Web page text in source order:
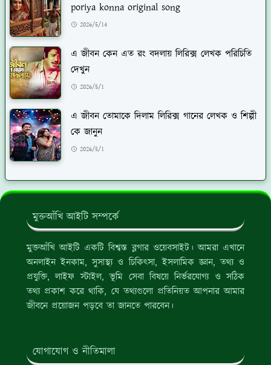
poriya konna original song
2026/5/14
এ জীবন কেন এত রং বদলায় লিরিক্স লেখক পরিচিতি
দেখুন
2026/5/1
এ জীবন তোমাকে দিলাম লিরিক্স গানের লেখক ও শিল্পী
কে জানুন
2026/5/1
মুক্তআঁখি আইটি সম্পর্কে
মুক্তআঁখি আইটি একটি বিশ্বস্ত ব্লগার ওয়েবসাইট। আমরা এখানে
অনলাইন ইনকাম, সুসাস্থ্য ও চিকিৎসা, ইসলামিক জ্ঞান, তথ্য ও
প্রযুক্তি, লাইফ স্টাইল, ভূমি সেবা বিষয়ে নির্ভরযোগ্য ও সঠিক
তথ্য প্রকাশ করে থাকি, যে তথ্যগুলো প্রতিনিয়ত আপনার আমার
জীবনে প্রয়োজন পড়বে তা জানতে পারবেন।
যোগাযোগ ও নীতিমালা